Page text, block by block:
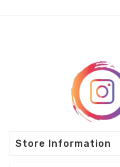
Store Information